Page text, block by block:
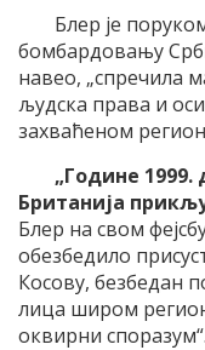
Блер је
бомбардовању
навео, „спречила
људска права и
захваћеном
„Године 1999.
Британија
Блер на свом
обезбедило
Косову, безбедан
лица широм
оквирни споразум“.